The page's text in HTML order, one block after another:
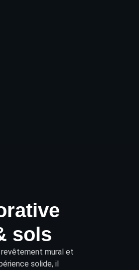
sols
revêtement mural et
solide, il